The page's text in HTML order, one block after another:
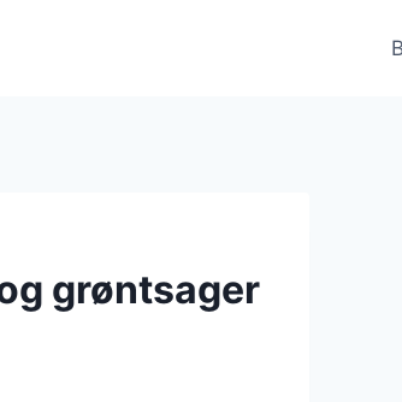
grøntsager